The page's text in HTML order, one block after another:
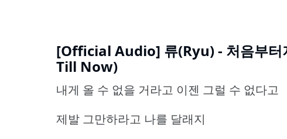
[Official Audio] 류(Ryu) - 처음부
Till Now)
내게 올 수 없을 거라고 이젠 그럴 수 없다고
제발 그만하라고 나를 달래지